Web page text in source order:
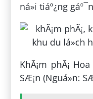
ná»i tiáº¿ng
KhÃ¡m phÃ¡ Hoa
SÆ¡n (Nguá»n: